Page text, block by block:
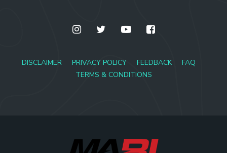
DISCLAIMER PRIVACY POLICY FEEDBACK
FAQ
TERMS & CONDITIONS